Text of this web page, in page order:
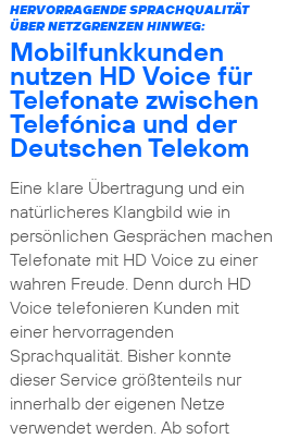
HERVORRAGENDE SPRACHQUALITÄT
ÜBER NETZGRENZEN HINWEG:
Mobilfunkkunden
nutzen HD Voice für
Telefonate zwischen
Telefónica und der
Deutschen Telekom
Eine klare Übertragung und ein
natürlicheres Klangbild wie in
persönlichen Gesprächen machen
Telefonate mit HD Voice zu einer
wahren Freude. Denn durch HD
Voice telefonieren Kunden mit
einer hervorragenden
Sprachqualität. Bisher konnte
dieser Service größtenteils nur
innerhalb der eigenen Netze
verwendet werden. Ab sofort